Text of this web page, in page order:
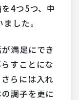
4つ5つ、中
した。
満足にでき
すことにな
らには入れ
調子を更に